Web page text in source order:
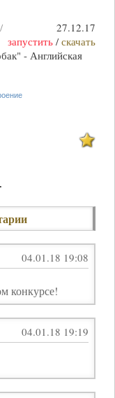
27.12.17
запустить /скачать
- Английская
04.01.18 19:08
конкурсе!
04.01.18 19:19